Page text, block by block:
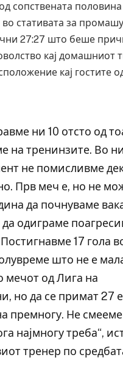
сопствената
во стативата за
27:27 што беше
кај домашниот
кај гостите
ни 10 отсто од
на тренинзите. Во
не помисливме
Прв меч е, но не
да почнуваме
одиграме
17 гола
што не е
мечот од Лига на
но да се примат 27 е
премногу. Не
најмногу треба“,
тренер по